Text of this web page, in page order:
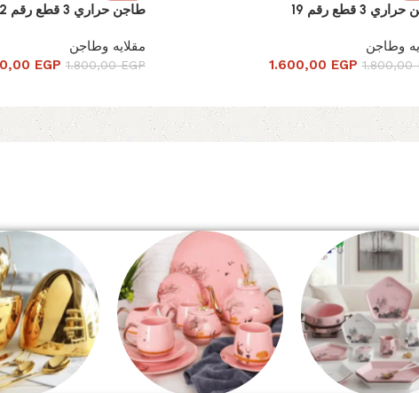
3 قطع رقم 19
وطاجن
1.800,00
1.600,00 EGP
طاجن حراري 3 قطع رقم 12
مقلايه وطاجن
1.800,00EGP
EGP